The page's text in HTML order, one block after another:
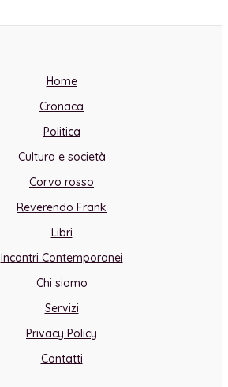
Home
Cronaca
Politica
Cultura e società
Corvo rosso
Reverendo Frank
Libri
Incontri Contemporanei
Chi siamo
Servizi
Privacy Policy
Contatti